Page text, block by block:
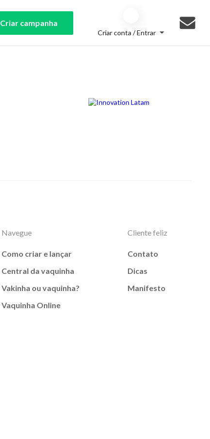
Criar campanha
Criar conta / Entrar
Navegue
Como criar e lançar
Central da vaquinha
Vakinha ou vaquinha?
Vaquinha Online
Cliente feliz
Contato
Dicas
Manifesto